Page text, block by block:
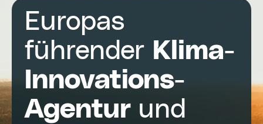
Europas
führender Klima-
Innovations-
Agentur und